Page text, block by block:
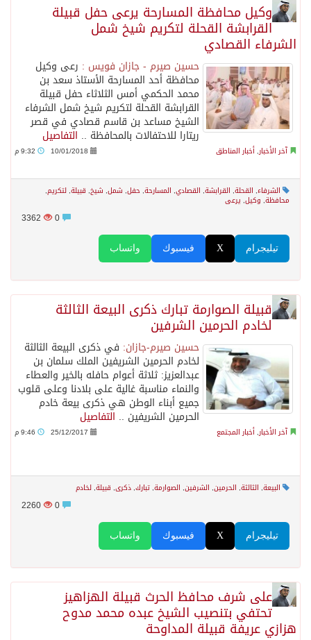
وكيل محافظة المسارحة يرعى حفل قبيلة
القرابشة القحلة لتكريم شيخ شمل
الشرفاء القصادي
حسين صيرم - جازان فويس : رعى وكيل
محافظة أحد المسارحة الأستاذ سعد بن
محمد الحكمي أمس الثلاثاء حفل قبيلة
القرابشة القحلة لتكريم شيخ شمل الشرفاء
الشيخ مساعد بن قاسم قصادي في قصر
ريتارا للاحتفالات بالمحافظة .. التفاصيل
آخر الأخبار, أخبار المناطق 10/01/2018
الشرفاء, القحلة, القرابشة, القصادي, المسارحة, حفل, شمل, شيخ, قبيلة, لتكريم,
محافظة, وكيل, يرعى
3362
واتساب فيسبوك X تيليجرام
قبيلة الصوارمة تبارك ذكرى البيعة الثالثة
لخادم الحرمين الشرفين
حسين صيرم-جازان: في ذكرى البيعة الثالثة
لخادم الحرمين الشريفين الملك سلمان بن
عبدالعزيز: ثلاثة أعوام حافله بالخير والعطاء
والنماء مناسبة غالية على بلادنا وعلى قلوب
جميع أبناء الوطن هي ذكرى بيعة خادم
الحرمين الشريفين .. التفاصيل
آخر الأخبار, أخبار المجتمع 25/12/2017
البيعة, الثالثة, الحرمين, الشرفين, الصوارمة, تبارك, ذكرى, قبيلة, لخادم
2260
واتساب فيسبوك X تيليجرام
على شرف محافظ الحرث قبيلة الهزاهيز
تحتفي بتنصيب الشيخ عبده محمد مدوح
هزازي عريفة قبيلة المداوحة